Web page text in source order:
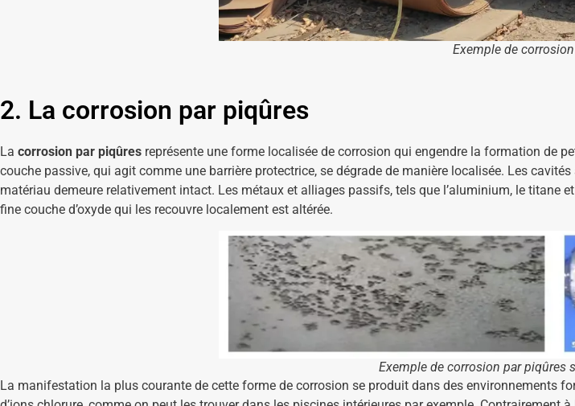
Exemple de
2. La corrosion par piqûres
La corrosion par piqûres représente une forme localisée de corrosion qui engendre la formation de
couche passive, qui agit comme une barrière protectrice, se dégrade de manière localisée. Les
matériau demeure relativement intact. Les métaux et alliages passifs, tels que l’aluminium, le titane
fine couche d’oxyde qui les recouvre localement est altérée.
Exemple de corrosion par piqûres
La manifestation la plus courante de cette forme de corrosion se produit dans des environnements